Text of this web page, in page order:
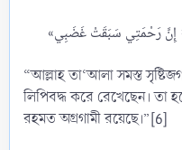
“আল্লাহ তা‘আলা সমস্ত
লিপিবদ্ধ করে রেখেছেন।
রহমত অগ্রগামী রয়েছে।”[6]